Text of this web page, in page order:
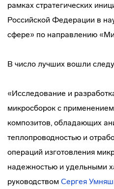
рамках стратегических
Российской Федерации в
сфере» по направлению
В число лучших вошли
«Исследование и
микросборок с
композитов, обладающих
теплопроводностью и
операций изготовления
надежностью и удельными
руководством Сергея